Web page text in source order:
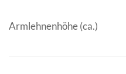
Armlehnenhöhe (ca.)